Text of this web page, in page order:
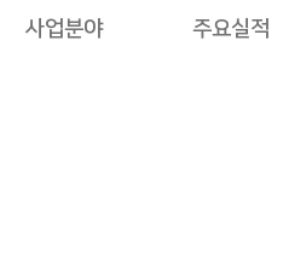
사업분야 주요실적